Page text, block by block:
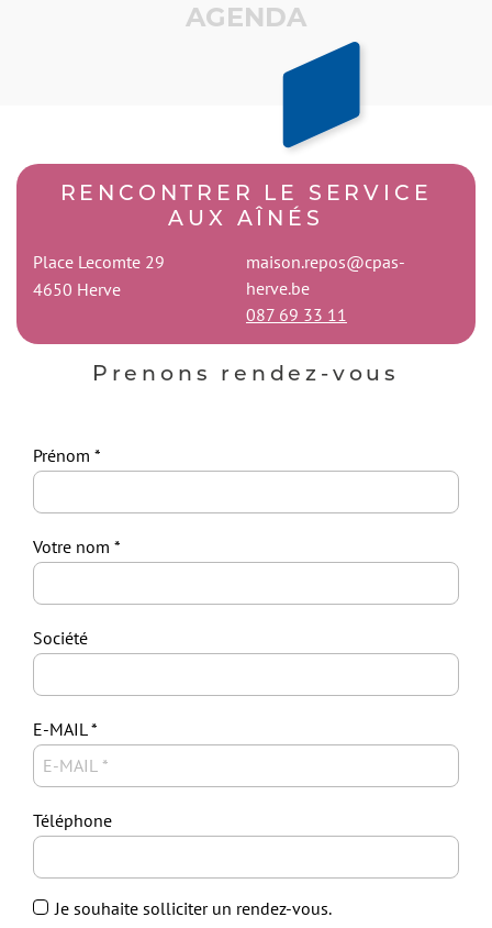
AGENDA
RENCONTRER LE SERVICE
AUX AÎNÉS
Place Lecomte 29
4650 Herve
maison.repos@cpas-
herve.be
087 69 33 11
Prenons rendez-vous
Prénom
Votre nom
Société
E-MAIL
Téléphone
Je souhaite solliciter un rendez-vous.